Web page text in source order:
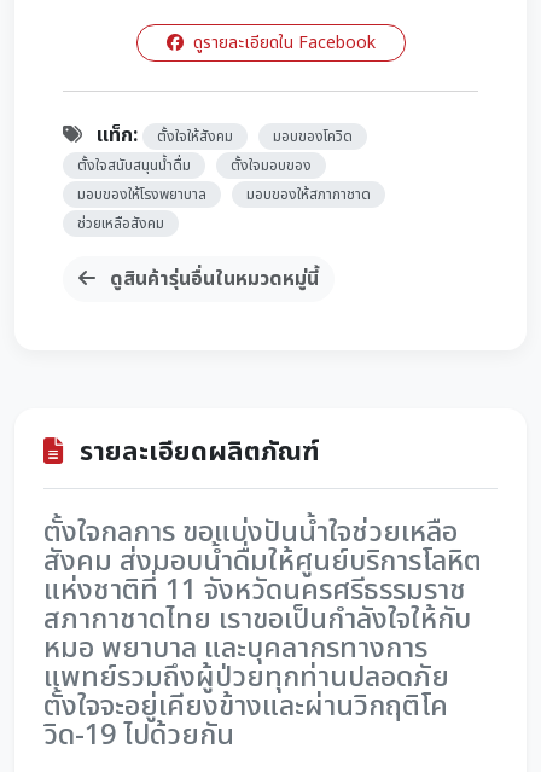
ดูรายละเอียดใน Facebook
แท็ก: ตั้งใจให้สังคม
มอบของโควิด
ตั้งใจสนับสนุนน้ำดื่ม
ตั้งใจมอบของ
มอบของให้โรงพยาบาล
มอบของให้สภากาชาด
ช่วยเหลือสังคม
ดูสินค้ารุ่นอื่นในหมวดหมู่นี้
รายละเอียดผลิตภัณฑ์
ตั้งใจกลการ ขอแบ่งปันน้ำใจช่วยเหลือ
สังคม ส่งมอบน้ำดื่มให้ศูนย์บริการโลหิต
แห่งชาติที่ 11 จังหวัดนครศรีธรรมราช
สภากาชาดไทย เราขอเป็นกำลังใจให้กับ
หมอ พยาบาล และบุคลากรทางการ
แพทย์รวมถึงผู้ป่วยทุกท่านปลอดภัย
ตั้งใจจะอยู่เคียงข้างและผ่านวิกฤติโค
วิด-19 ไปด้วยกัน